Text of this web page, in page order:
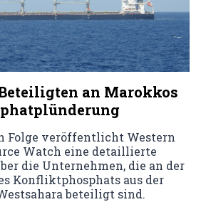
an Marokkos
Folge veröffentlicht Western
Watch eine detaillierte
die Unternehmen, die an der
Konfliktphosphats aus der
beteiligt sind.